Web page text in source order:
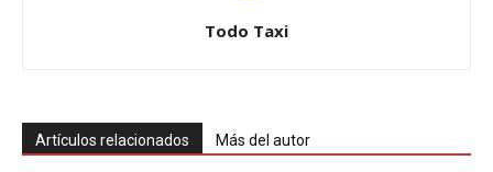
Todo Taxi
Artículos relacionados Más del autor